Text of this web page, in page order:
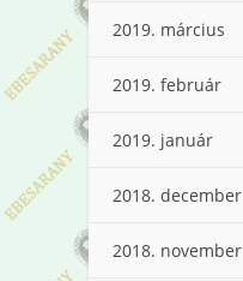
2019. március
2019. február
2019. január
2018. december
2018. november